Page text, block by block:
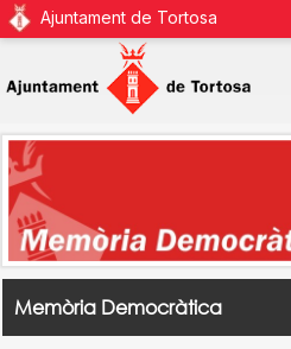
Ajuntament de Tortosa
Memòria Democràtica